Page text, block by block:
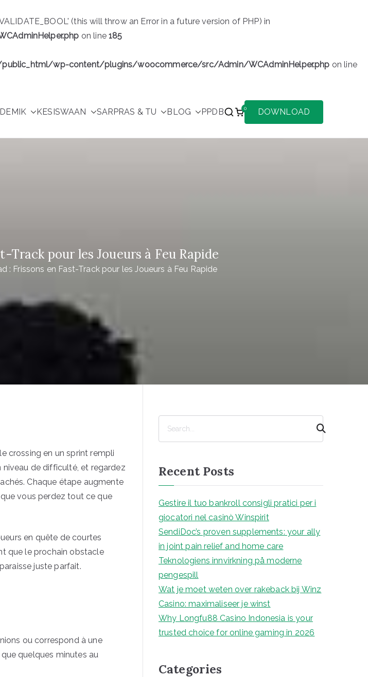
(this will throw an Error in a future version of PHP) in
on line185
wp-content/plugins/woocommerce/src/Admin/WCAdminHelper.php on line
KESISWAAN SARPRAS & TU BLOG PPDB 0 DOWNLOAD
Track pour les Joueurs à Feu Rapide
: Frissons en Fast-Track pour les Joueurs à Feu Rapide
crossing en un sprint rempli
niveau de difficulté, et regardez
Chaque étape augmente
vous perdez tout ce que
en quête de courtes
que le prochain obstacle
juste parfait.
ou correspond à une
quelques minutes au
c
h
Recent Posts
Gestire il tuo bankroll consigli pratici per i
giocatori nel casinò Winspirit
SendiDoc’s proven supplements: your ally
in joint pain relief and home care
Teknologiens innvirkning på moderne
pengespill
Wat je moet weten over rakeback bij Winz
Casino: maximaliseer je winst
Why Longfu88 Casino Indonesia is your
trusted choice for online gaming in 2026
Categories